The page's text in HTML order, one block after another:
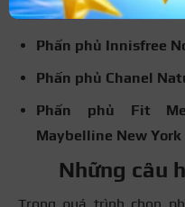
phấn phủ:
Phấn phủ Innisfree
Phấn phủ Chanel
Phấn phủ Fit
Maybelline New York
Những câu